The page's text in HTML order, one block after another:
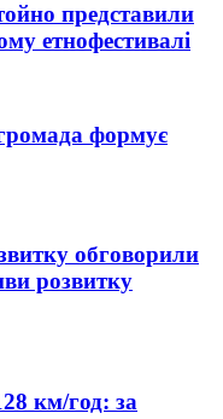
представили
етнофестивалі
формує
обговорили
розвитку
км/год: за